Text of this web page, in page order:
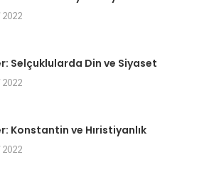
2022
Selçuklularda Din ve Siyaset
2022
Konstantin ve Hıristiyanlık
2022